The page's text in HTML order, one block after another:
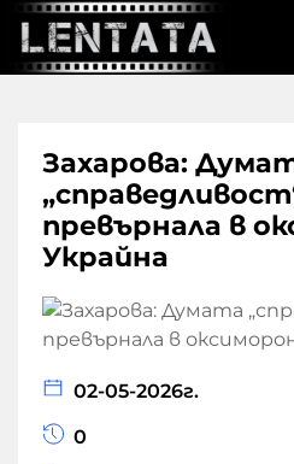
Захарова:
превърнала в
Украйна
02-05-2026г.
0